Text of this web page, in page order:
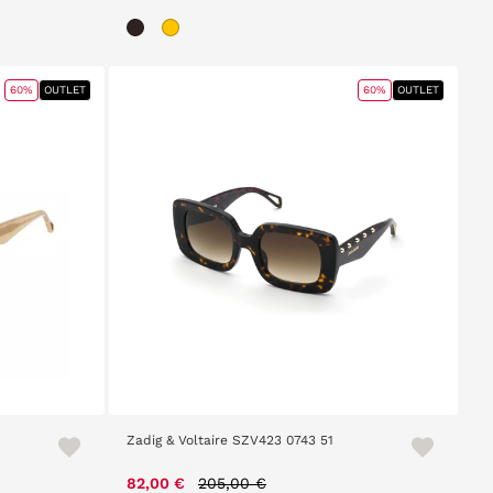
60% OUTLET
Zadig & Voltaire SZV423 0743 51
82,00 € Price reduced from
205,00 €
60% OUTLET